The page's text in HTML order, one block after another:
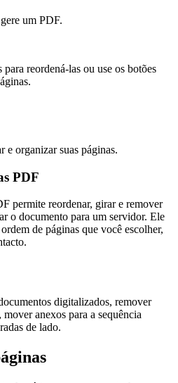
um PDF.
reordená-las ou use os botões
e organizar suas páginas.
PDF
permite reordenar, girar e remover
o documento para um servidor. Ele
de páginas que você escolher,
digitalizados, remover
anexos para a sequência
de lado.